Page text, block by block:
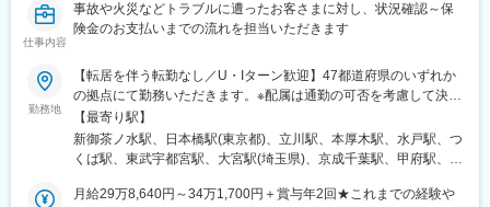
駅、島ノ関駅、水口石橋駅、一乗寺駅、宇治駅(奈良線)、野田阪神
駅、和泉大宮駅、ＪＲ河内永和駅、みなと元町駅、さくら夙川
駅前駅、後免中町駅、東新木駅、甘木駅(甘木鉄道線)、長崎駅前
駅、島原船津駅、原爆資料館駅、佐世保中央駅、人吉駅、奥武山
公園駅、ひばりが丘駅(北海道)、千歳町駅(北海道)、函館アリーナ
前駅、あおば通駅、峰駅、上野駅、堀切駅、荒川二丁目駅、立川
南駅、柴崎駅、高島町駅、電鉄富山駅・エスタ前駅、南富山駅前
駅、海老江駅、ＪＲ俊徳道駅、花隈駅、尾道駅、高知橋駅、後免
高島駅、大庭駅、新富町駅(富山県)、福井城址大名町駅、遠州病院
駅、駅前大通駅、栄町駅(愛知県)、あすなろう四日市駅、石場駅、
時計前駅、山陽姫路駅、岡山駅、稲荷町駅(広島県)、中電前駅、眉
山ロープウェイ山麓駅、高松築港駅、堀詰駅、西小倉駅、東中間
駅、花畑駅、原爆資料館駅、中佐世保駅、通町筋駅、加治屋町
駅、牧志駅、市役所前駅(北海道)、勾当台公園駅、宮城野通駅、宇
都宮駅東口駅、秩父駅、千葉中央駅、東海神駅、神保町駅、湯島
駅、小伝馬町駅、仲御徒町駅、奥沢駅、立川南駅、秋葉原駅、日
ノ出町駅、横浜駅、桜木町駅、桜橋駅(富山県)、福井駅、新浜松
仕事内容
事故や火災などトラブルに遭ったお客さまに対し、状況確認～保
険金のお支払いまでの流れを担当いただきます
勤務地
【転居を伴う転勤なし／U・Iターン歓迎】47都道府県のいずれか
の拠点にて勤務いただきます。※配属は通勤の可否を考慮して決定
します。★以下拠点で積極採用中★東京（お茶の水・日本橋・立
川）、神奈川（厚木）、千葉、埼玉（大宮）、茨城（水戸、つく
ば）、栃木（宇都宮）、山梨（甲府）、愛知（豊橋）、島根、奈
策：オフィス内原則禁煙（喫煙室あり）
【最寄り駅】
新御茶ノ水駅、日本橋駅(東京都)、立川駅、本厚木駅、水戸駅、つ
くば駅、東武宇都宮駅、大宮駅(埼玉県)、京成千葉駅、甲府駅、金
駅、山陽明石駅、片原町駅(香川県)、新居浜駅、佐賀駅、九品寺交
月給29万8,640円～34万1,700円＋賞与年2回★これまでの経験や